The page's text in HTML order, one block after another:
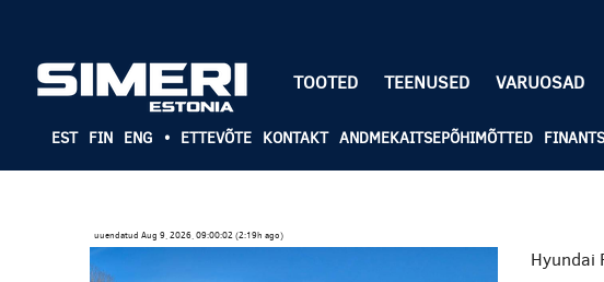
TOOTED TEENUSED VARUOSAD
EST FIN ENG • ETTEVÕTE KONTAKT ANDMEKAITSEPÕHIMÕTTED
uuendatud Aug 9, 2026, 09:00:02 (2:19h ago)
Hyundai